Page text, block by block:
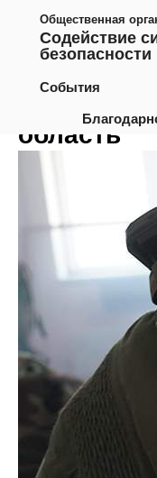
Общественная
Содействие
безопасности
События
область